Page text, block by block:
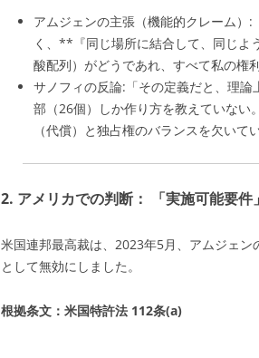
アムジェンの主張（機能的クレーム）
く、**『同じ場所に結合して、同じよ
酸配列）がどうであれ、すべて私の権
サノフィの反論:「その定義だと、理
部（26個）しか作り方を教えていない
（代償）と独占権のバランスを欠いて
2. アメリカでの判断： 「実施可能要件
米国連邦最高裁は、2023年5月、アムジェ
として無効にしました。
根拠条文：米国特許法 112条(a)